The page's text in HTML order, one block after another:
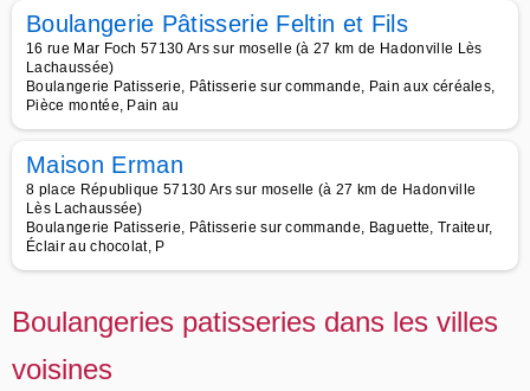
Boulangerie Pâtisserie Feltin et Fils
16 rue Mar Foch 57130 Ars sur moselle (à 27 km de Hadonville Lès
Lachaussée)
Boulangerie Patisserie, Pâtisserie sur commande, Pain aux céréales,
Pièce montée, Pain au
Maison Erman
8 place République 57130 Ars sur moselle (à 27 km de Hadonville
Lès Lachaussée)
Boulangerie Patisserie, Pâtisserie sur commande, Baguette, Traiteur,
Éclair au chocolat, P
Boulangeries patisseries dans les villes
voisines